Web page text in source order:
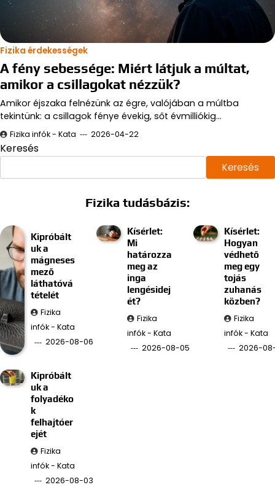
Fizika érdekességek
A fény sebessége: Miért látjuk a múltat,
amikor a csillagokat nézzük?
Amikor éjszaka felnézünk az égre, valójában a múltba
tekintünk: a csillagok fénye évekig, sőt évmilliókig…
Fizika infók - Kata 2026-04-22
Keresés
Keresés
Fizika tudásbázis:
Kipróbált
uk a
mágneses
mező
láthatóvá
tételét
Fizika
infók - Kata
2026-08-06
Kísérlet:
Mi
határozza
meg az
inga
lengésidej
ét?
Fizika
infók - Kata
2026-08-05
Kísérlet:
Hogyan
védhető
meg egy
tojás
zuhanás
közben?
Fizika
infók - Kata
2026-
Kipróbált
uk a
folyadéko
k
felhajtóer
ejét
Fizika
infók - Kata
2026-08-03